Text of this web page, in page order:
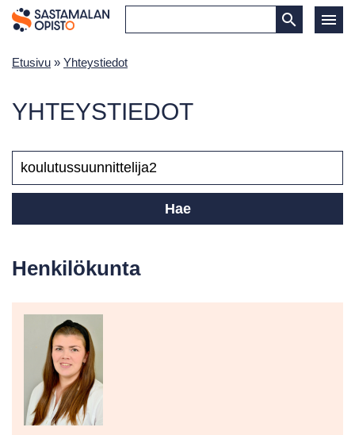
Etusivu » Yhteystiedot
YHTEYSTIEDOT
HAKUSANA(T)
Henkilökunta